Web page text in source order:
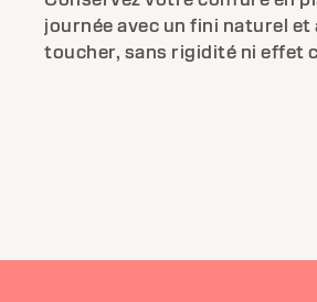
journée avec un fini naturel et
toucher, sans rigidité ni effet